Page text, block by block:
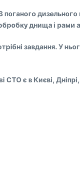
поганого
обробку днища і
завдання. У
є в Києві,